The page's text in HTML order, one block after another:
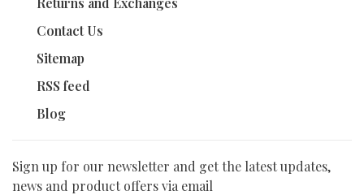
Contact Us
Sitemap
RSS feed
Blog
Sign up for our newsletter and get the latest updates,
news and product offers via email